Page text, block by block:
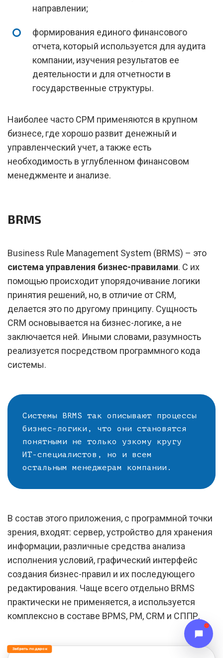
направлении;
формирования единого финансового
отчета, который используется для аудита
компании, изучения результатов ее
деятельности и для отчетности в
государственные структуры.
Наиболее часто СРМ применяются в крупном
бизнесе, где хорошо развит денежный и
управленческий учет, а также есть
необходимость в углубленном финансовом
менеджменте и анализе.
BRMS
Business Rule Management System (BRMS) – это
система управления бизнес-правилами. С их
помощью происходит упорядочивание логики
принятия решений, но, в отличие от CRM,
делается это по другому принципу. Сущность
CRM основывается на бизнес-логике, а не
заключается ней. Иными словами, разумность
реализуется посредством программного кода
системы.
Системы BRMS так описывают процессы
бизнес-логики, что они становятся
понятными не только узкому кругу
ИТ-специалистов, но и всем
остальным менеджерам компании.
В состав этого приложения, с программной точки
зрения, входят: сервер, устройство для хранения
информации, различные средства анализа
исполнения условий, графический интерфейс
создания бизнес-правил и их последующего
редактирования. Чаще всего отдельно BRMS
практически не применяется, а используется
комплексно в составе BPMS, PM, CRM и СППР.
Забрать подарок